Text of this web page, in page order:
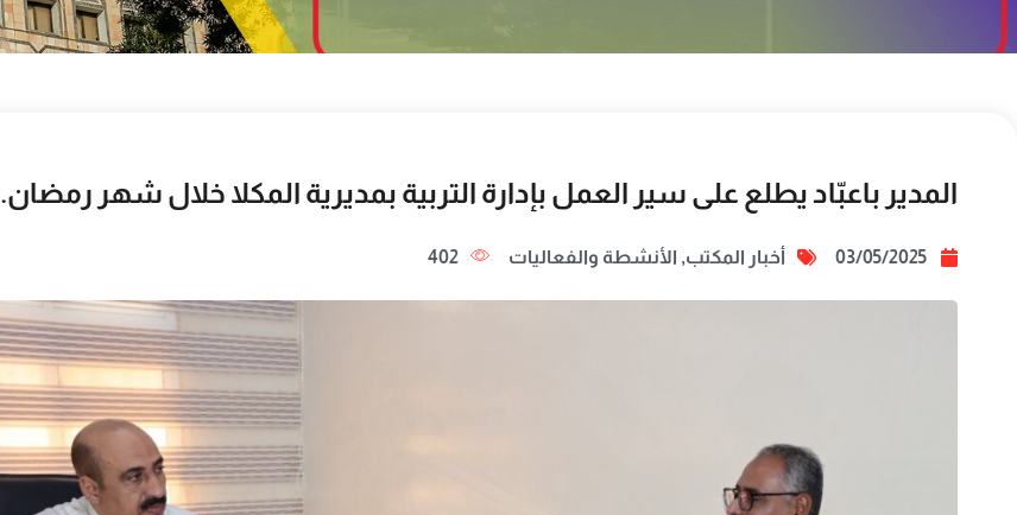
المدير باعبّاد يطلع على سير العمل بإدارة التربية بمديرية المكلا خلال شهر رمضان.
03/05/2025 أخبار المكتب, الأنشطة والفعاليات 402